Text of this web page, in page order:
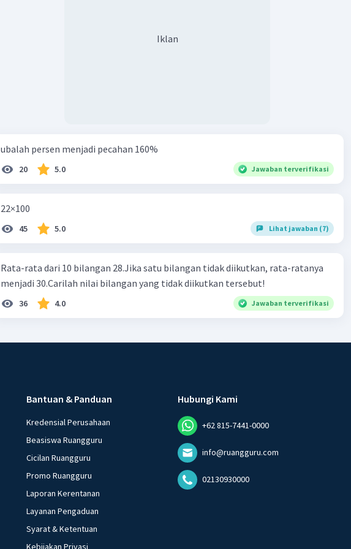
Beri Rating· ) Balas
Iklan
ubalah persen menjadi pecahan 160%
20 5.0 Jawaban terverifikasi
22×100
45 5.0 Lihat jawaban (7)
Rata-rata dari 10 bilangan 28.Jika satu bilangan tidak diikutkan, rata-ratanya
menjadi 30.Carilah nilai bilangan yang tidak diikutkan tersebut!
36 4.0 Jawaban terverifikasi
Bantuan & Panduan
Kredensial Perusahaan
Beasiswa Ruangguru
Cicilan Ruangguru
Promo Ruangguru
Laporan Kerentanan
Layanan Pengaduan
Syarat & Ketentuan
Kebijakan Privasi
Hubungi Kami
+62 815-7441-0000
info@ruangguru.com
02130930000